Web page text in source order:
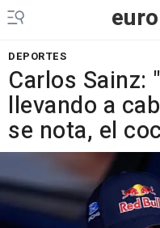
DEPORTES
Carlos Sainz:
llevando a
se nota, el